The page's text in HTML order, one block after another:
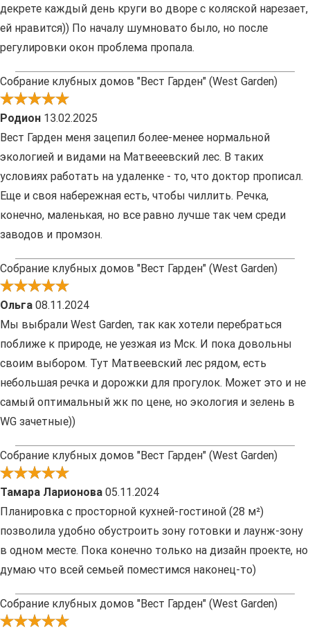
декрете каждый день круги во дворе с коляской нарезает,
ей нравится)) По началу шумновато было, но после
регулировки окон проблема пропала.
Собрание клубных домов "Вест Гарден" (West Garden)
Родион 13.02.2025
Вест Гарден меня зацепил более-менее нормальной
экологией и видами на Матвееевский лес. В таких
условиях работать на удаленке - то, что доктор прописал.
Еще и своя набережная есть, чтобы чиллить. Речка,
конечно, маленькая, но все равно лучше так чем среди
заводов и промзон.
Собрание клубных домов "Вест Гарден" (West Garden)
Ольга 08.11.2024
Мы выбрали West Garden, так как хотели перебраться
поближе к природе, не уезжая из Мск. И пока довольны
своим выбором. Тут Матвеевский лес рядом, есть
небольшая речка и дорожки для прогулок. Может это и не
самый оптимальный жк по цене, но экология и зелень в
WG зачетные))
Собрание клубных домов "Вест Гарден" (West Garden)
Тамара Ларионова 05.11.2024
Планировка с просторной кухней-гостиной (28 м²)
позволила удобно обустроить зону готовки и лаунж-зону
в одном месте. Пока конечно только на дизайн проекте, но
думаю что всей семьей поместимся наконец-то)
Собрание клубных домов "Вест Гарден" (West Garden)